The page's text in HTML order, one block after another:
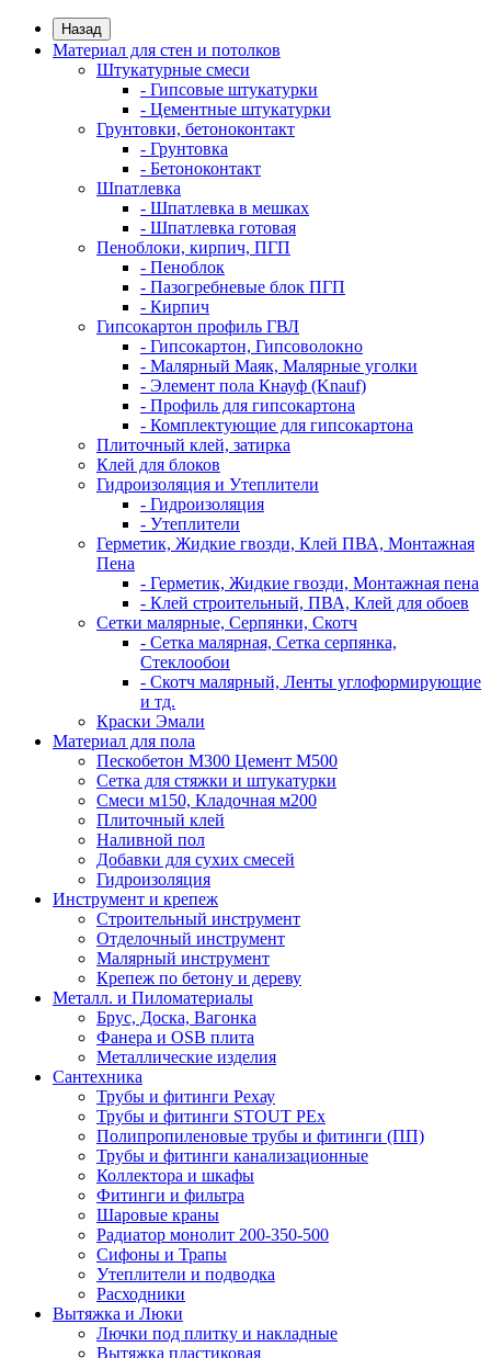
Назад
Материал для стен и потолков
Штукатурные смеси
- Гипсовые штукатурки
- Цементные штукатурки
Грунтовки, бетоноконтакт
- Грунтовка
- Бетоноконтакт
Шпатлевка
- Шпатлевка в мешках
- Шпатлевка готовая
Пеноблоки, кирпич, ПГП
- Пеноблок
- Пазогребневые блок ПГП
- Кирпич
Гипсокартон профиль ГВЛ
- Гипсокартон, Гипсоволокно
- Малярный Маяк, Малярные уголки
- Элемент пола Кнауф (Knauf)
- Профиль для гипсокартона
- Комплектующие для гипсокартона
Плиточный клей, затирка
Клей для блоков
Гидроизоляция и Утеплители
- Гидроизоляция
- Утеплители
Герметик, Жидкие гвозди, Клей ПВА, Монтажная
Пена
- Герметик, Жидкие гвозди, Монтажная пена
- Клей строительный, ПВА, Клей для обоев
Сетки малярные, Серпянки, Скотч
- Сетка малярная, Сетка серпянка,
Стеклообои
- Скотч малярный, Ленты углоформирующие
и тд.
Краски Эмали
Материал для пола
Пескобетон М300 Цемент М500
Сетка для стяжки и штукатурки
Смеси м150, Кладочная м200
Плиточный клей
Наливной пол
Добавки для сухих смесей
Гидроизоляция
Инструмент и крепеж
Строительный инструмент
Отделочный инструмент
Малярный инструмент
Крепеж по бетону и дереву
Металл. и Пиломатериалы
Брус, Доска, Вагонка
Фанера и OSB плита
Металлические изделия
Сантехника
Трубы и фитинги Рехау
Трубы и фитинги STOUT PEx
Полипропиленовые трубы и фитинги (ПП)
Трубы и фитинги канализационные
Коллектора и шкафы
Фитинги и фильтра
Шаровые краны
Радиатор монолит 200-350-500
Сифоны и Трапы
Утеплители и подводка
Расходники
Вытяжка и Люки
Лючки под плитку и накладные
Вытяжка пластиковая